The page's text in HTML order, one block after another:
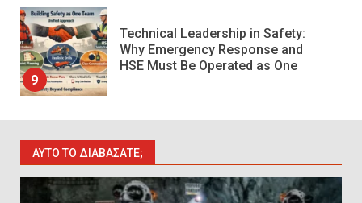
10
10 συχνά λάθη σε
περιορισμένους χώρους που
οδηγούν σε ατύχημα
1
Πυρόσβεση και Διάσωση σε
Ορυχεία
ΑΥΤΌ ΤΟ ΔΙΑΒΆΣΑΤΕ;